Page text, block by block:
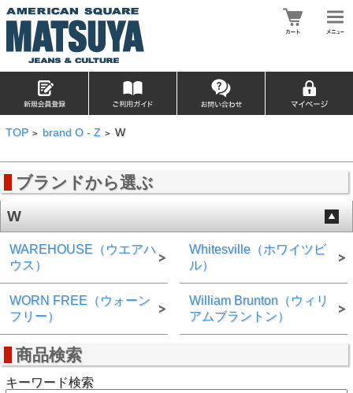
TOP > brand O - Z > W
ブランドから選ぶ
W
WAREHOUSE（ウエアハ
ウス）
WORN FREE（ウォーン
フリー）
Whitesville（ホワイツビ
ル）
William Brunton（ウィリ
アムブラントン）
商品検索
キーワード検索